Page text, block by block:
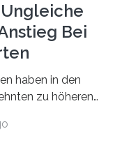
Bei
haben in den
zu höheren
Studie hat